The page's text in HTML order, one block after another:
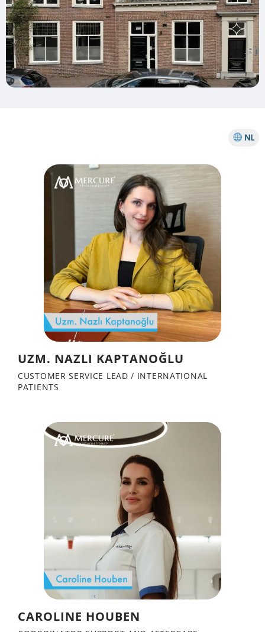
UZM. NAZLI KAPTANOĞLU
CUSTOMER SERVICE LEAD / INTERNATIONAL
PATIENTS
CAROLINE HOUBEN